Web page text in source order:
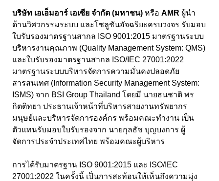
บริษัท เอเอ็มอาร์ เอเซีย จำกัด (มหาชน) หรือ AMR ผู้นำ
ด้านวิศวกรรมระบบ และโซลูชันอัจฉริยะครบวงจร รับมอบ
ใบรับรองมาตรฐานสากล ISO 9001:2015 มาตรฐานระบบ
บริหารงานคุณภาพ (Quality Management System: QMS)
และใบรับรองมาตรฐานสากล ISO/IEC 27001:2022
มาตรฐานระบบบริหารจัดการความมั่นคงปลอดภัย
สารสนเทศ (Information Security Management System:
ISMS) จาก BSI Group Thailand โดยมี นายธนชาติ พร
กิตติทยา ประธานเจ้าหน้าที่บริหารสายงานทรัพยากร
มนุษย์และบริหารจัดการองค์กร พร้อมคณะทำงาน เป็น
ตัวแทนรับมอบใบรับรองจาก นายกุลธัช บุญบงการ ผู้
จัดการประจำประเทศไทย พร้อมคณะผู้บริหาร
การได้รับมาตรฐาน ISO 9001:2015 และ ISO/IEC
27001:2022 ในครั้งนี้ เป็นการสะท้อนให้เห็นถึงความมุ่ง